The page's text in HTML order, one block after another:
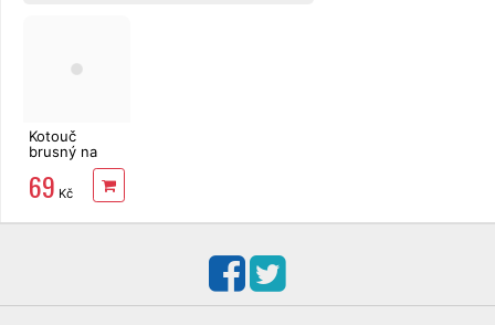
Kotouč
brusný na
řetěz Gude
108x3,2x23
pro GKS 108
69 Kč